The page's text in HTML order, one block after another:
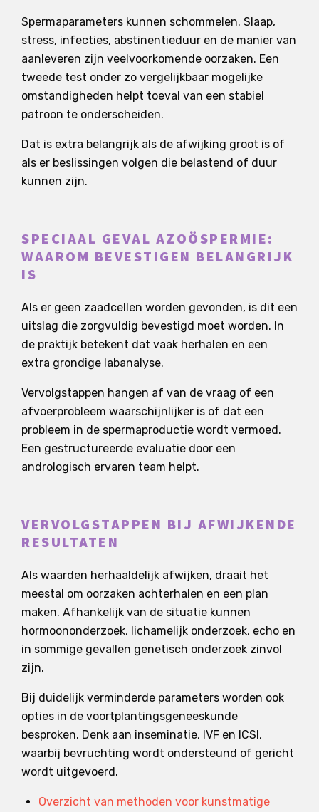
Spermaparameters kunnen schommelen. Slaap,
stress, infecties, abstinentieduur en de manier van
aanleveren zijn veelvoorkomende oorzaken. Een
tweede test onder zo vergelijkbaar mogelijke
omstandigheden helpt toeval van een stabiel
patroon te onderscheiden.
Dat is extra belangrijk als de afwijking groot is of
als er beslissingen volgen die belastend of duur
kunnen zijn.
SPECIAAL GEVAL AZOÖSPERMIE:
WAAROM BEVESTIGEN BELANGRIJK
IS
Als er geen zaadcellen worden gevonden, is dit een
uitslag die zorgvuldig bevestigd moet worden. In
de praktijk betekent dat vaak herhalen en een
extra grondige labanalyse.
Vervolgstappen hangen af van de vraag of een
afvoerprobleem waarschijnlijker is of dat een
probleem in de spermaproductie wordt vermoed.
Een gestructureerde evaluatie door een
andrologisch ervaren team helpt.
VERVOLGSTAPPEN BIJ AFWIJKENDE
RESULTATEN
Als waarden herhaaldelijk afwijken, draait het
meestal om oorzaken achterhalen en een plan
maken. Afhankelijk van de situatie kunnen
hormoononderzoek, lichamelijk onderzoek, echo en
in sommige gevallen genetisch onderzoek zinvol
zijn.
Bij duidelijk verminderde parameters worden ook
opties in de voortplantingsgeneeskunde
besproken. Denk aan inseminatie, IVF en ICSI,
waarbij bevruchting wordt ondersteund of gericht
wordt uitgevoerd.
Overzicht van methoden voor kunstmatige